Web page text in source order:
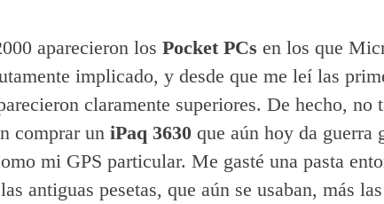
aparecieron los Pocket PCs en los que
implicado, y desde que me leí las
claramente superiores. De hecho, no
comprar un iPaq 3630 que aún hoy da guerra
mi GPS particular. Me gasté una pasta
antiguas pesetas, que aún se usaban, más